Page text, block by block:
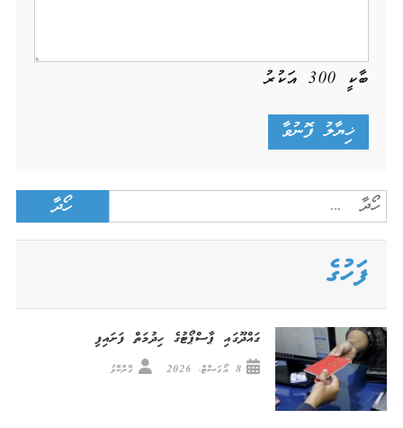
ބާކީ 300އަކުރު
Search
for:
ފަހުގެ
ގައްދޫގައި ޕާސްޕޯޓުގެ ހިދުމަތް ފަށައިފި
8 އޯގަސްޓް، 2026 ގޮށްކޮޅު